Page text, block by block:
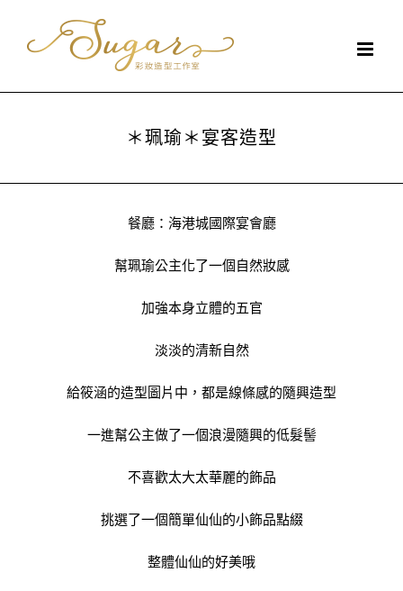
＊珮瑜＊宴客造型
餐廳：海港城國際宴會廳
幫珮瑜公主化了一個自然妝感
加強本身立體的五官
淡淡的清新自然
給筱涵的造型圖片中，都是線條感的隨興造型
一進幫公主做了一個浪漫隨興的低髮髻
不喜歡太大太華麗的飾品
挑選了一個簡單仙仙的小飾品點綴
整體仙仙的好美哦